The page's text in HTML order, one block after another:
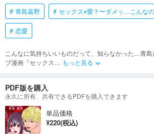
青島嘉野 セックス≠愛？〜ダメッ…こんな
恋愛
こんなに気持ちいいものだって、知らなかった…青
ブ漫画『セックス… もっと見る keyboard_arrow_down
PDF版を購入
永久に所有、共有できるPDFを購入できます
単品価格
¥220(税込)